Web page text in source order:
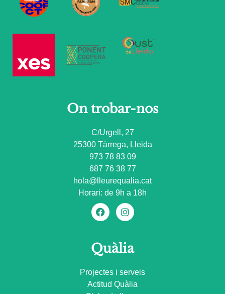
On trobar-nos
C/Urgell, 27
25300 Tàrrega, Lleida
973 78 83 09
687 76 38 77
hola@lleurequalia.cat
Horari: de 9h a 18h
Quàlia
Projectes i serveis
Actitud Quàlia